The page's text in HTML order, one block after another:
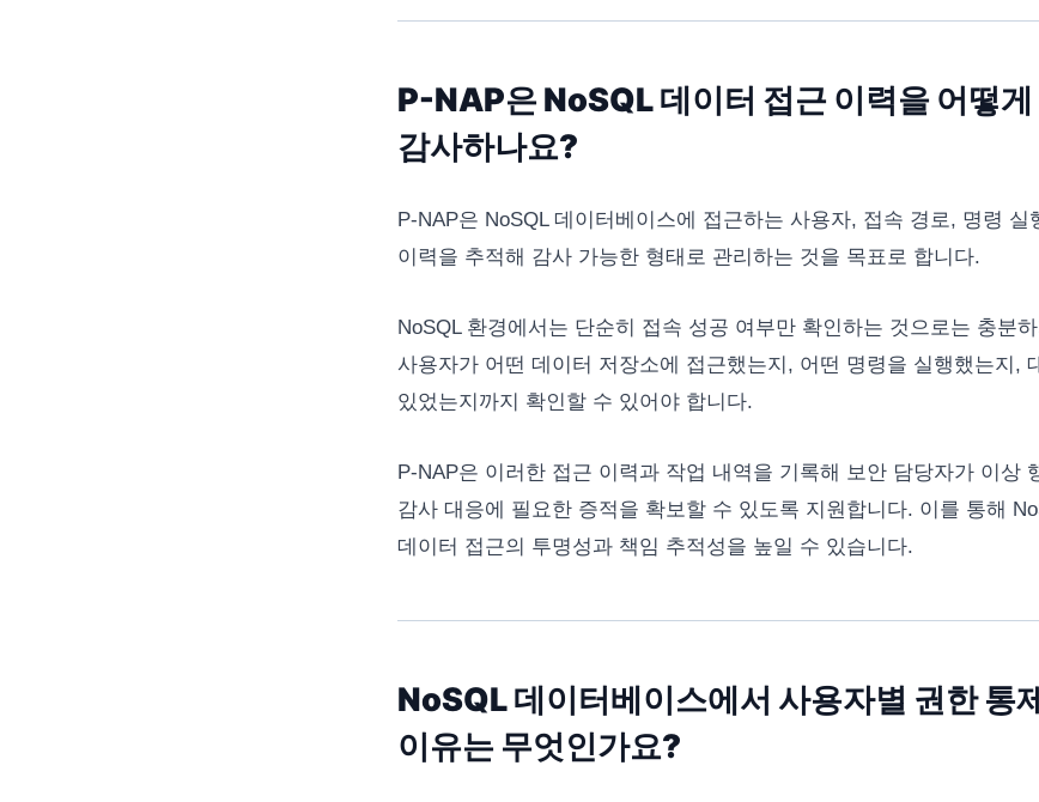
P-NAP은 NoSQL 데이터 접근 이력을 어떻
감사하나요?
P-NAP은 NoSQL 데이터베이스에 접근하는 사용자, 접속 경로, 명령 실
이력을 추적해 감사 가능한 형태로 관리하는 것을 목표로 합니다.
NoSQL 환경에서는 단순히 접속 성공 여부만 확인하는 것으로는 충분
사용자가 어떤 데이터 저장소에 접근했는지, 어떤 명령을 실행했는지,
있었는지까지 확인할 수 있어야 합니다.
P-NAP은 이러한 접근 이력과 작업 내역을 기록해 보안 담당자가 이상
감사 대응에 필요한 증적을 확보할 수 있도록 지원합니다. 이를 통해
데이터 접근의 투명성과 책임 추적성을 높일 수 있습니다.
NoSQL 데이터베이스에서 사용자별 권한 통
이유는 무엇인가요?